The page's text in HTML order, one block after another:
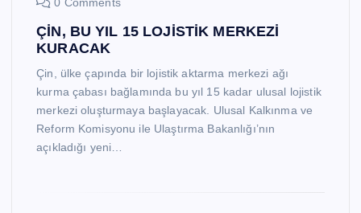
0 Comments
ÇİN, BU YIL 15 LOJİSTİK MERKEZİ
KURACAK
Çin, ülke çapında bir lojistik aktarma merkezi ağı
kurma çabası bağlamında bu yıl 15 kadar ulusal lojistik
merkezi oluşturmaya başlayacak. Ulusal Kalkınma ve
Reform Komisyonu ile Ulaştırma Bakanlığı’nın
açıkladığı yeni…